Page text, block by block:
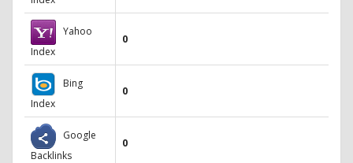
Yahoo
Index
0
Bing
Index
0
Google
Backlinks
0